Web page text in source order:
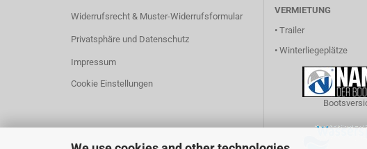
Widerrufsrecht & Muster-Widerrufsformular
Privatsphäre und Datenschutz
Impressum
Cookie Einstellungen
VERMIETUNG
• Trailer
• Winterliegeplätze